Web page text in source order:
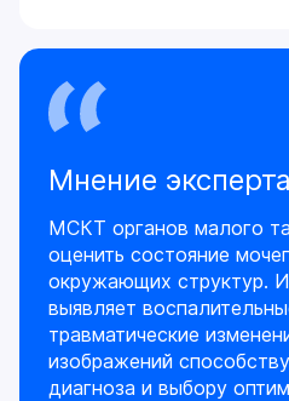
Мнение эксперта
МСКТ органов малого
оценить состояние
окружающих структур.
выявляет
травматические
изображений
диагноза и выбору